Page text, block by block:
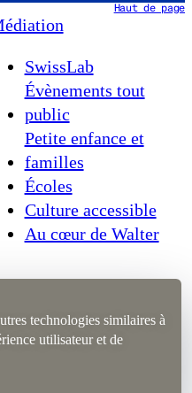
Haut de page
SwissLab
Évènements tout
public
Petite enfance et
familles
Écoles
Culture accessible
Au cœur de Walter
technologies similaires à
utilisateur et de